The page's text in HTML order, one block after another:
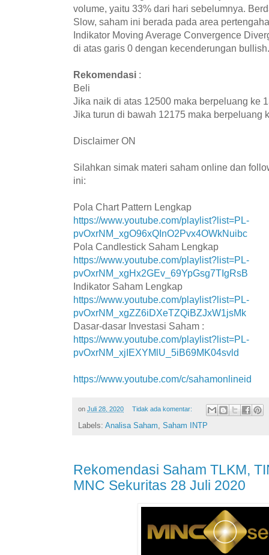
volume, yaitu 33% dari hari sebelumnya.
Slow, saham ini berada pada area
Indikator Moving Average Convergence
di atas garis 0 dengan kecenderungan bullish.
Rekomendasi :
Beli
Jika naik di atas 12500 maka berpeluang ke
Jika turun di bawah 12175 maka berpeluang
Disclaimer ON
Silahkan simak materi saham online dan
ini:
Pola Chart Pattern Lengkap
https://www.youtube.com/playlist?list=PL-
pvOxrNM_xgO96xQInO2Pvx4OWkNuibc
Pola Candlestick Saham Lengkap
https://www.youtube.com/playlist?list=PL-
pvOxrNM_xgHx2GEv_69YpGsg7TIgRsB
Indikator Saham Lengkap
https://www.youtube.com/playlist?list=PL-
pvOxrNM_xgZZ6iDXeTZQiBZJxW1jsMk
Dasar-dasar Investasi Saham :
https://www.youtube.com/playlist?list=PL-
pvOxrNM_xjIEXYMlU_5iB69MK04svld
https://www.youtube.com/c/sahamonlineid
on Juli 28, 2020 Tidak ada komentar:
Labels: Analisa Saham Saham INTP
Rekomendasi Saham TLKM,
MNC Sekuritas 28 Juli 2020